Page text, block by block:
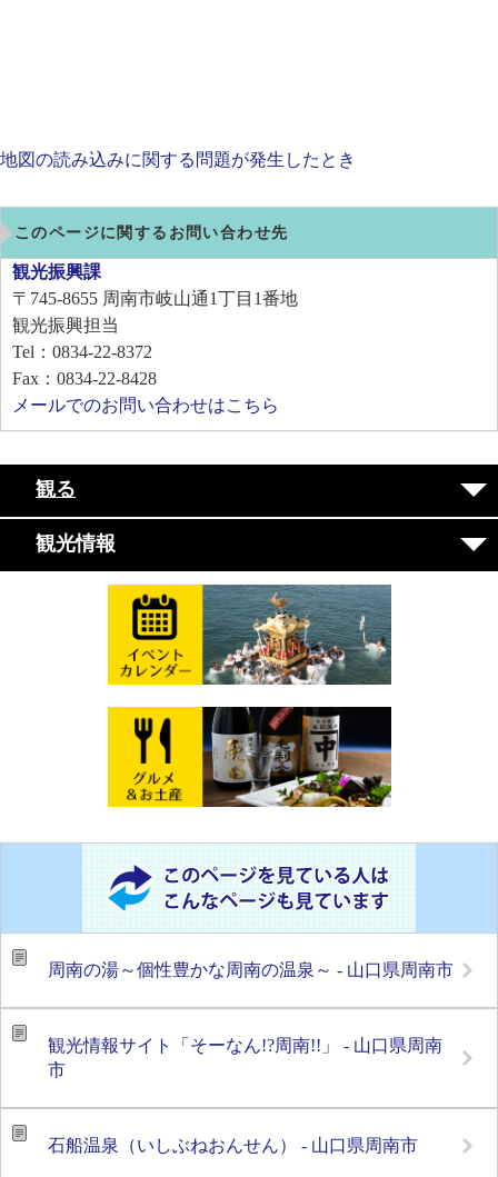
観る
観光情報
周南の湯～個性豊かな周南の温泉～ - 山口県周南市
観光情報サイト「そーなん!?周南!!」 - 山口県周南
市
石船温泉（いしぶねおんせん） - 山口県周南市
地図の読み込みに関する問題が発生したとき
このページに関するお問い合わせ先
観光振興課
〒745-8655 周南市岐山通1丁目1番地
観光振興担当
Tel：0834-22-8372
Fax：0834-22-8428
メールでのお問い合わせはこちら